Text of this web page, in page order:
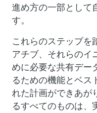
進め方の一部として
す。
これらのステップを
アチブ、それらのイ
めに必要な共有デー
るための機能とベス
れた計画ができあが
るすべてのものは、